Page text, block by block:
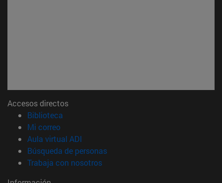
Accesos directos
Biblioteca
Mi correo(abre en nueva ventana)
Aula virtual ADI
Búsqueda de personas(abre en nueva ventana)
Trabaja con nosotros(abre en nueva ventana)